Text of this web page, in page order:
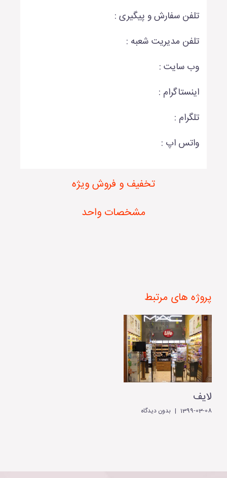
تلفن سفارش و پیگیری :
تلفن مدیریت شعبه :
وب سایت :
اینستاگرام :
تلگرام :
واتس اپ :
تخفیف و فروش ویژه
مشخصات واحد
پروژه های مرتبط
لایف
1399-03-08
| بدون ديدگاه